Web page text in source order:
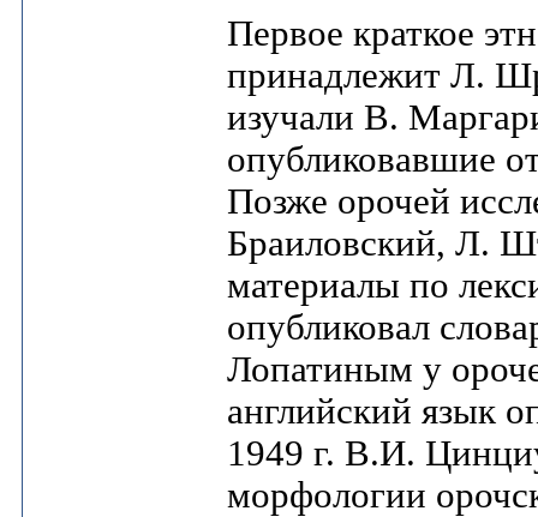
Первое краткое
принадлежит Л.
изучали В.
опубликовавшие
Позже орочей
Браиловский, Л.
материалы по
опубликовал
Лопатиным у
английский язык
1949 г. В.И.
морфологии